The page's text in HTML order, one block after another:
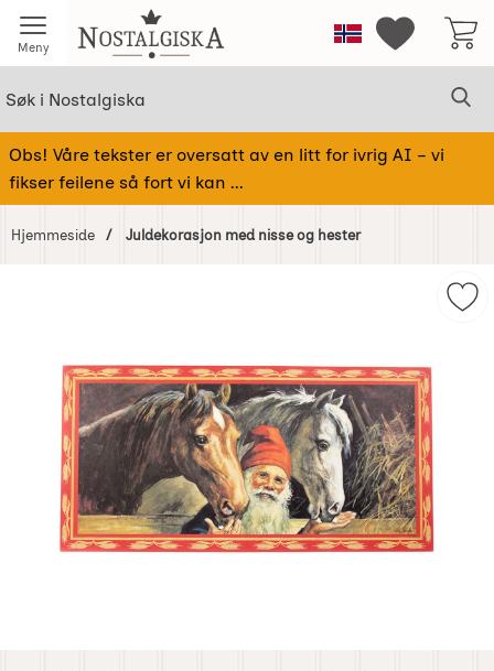
Meny Startsiden for NostalgiskaNorge Mine
Obs! Våre tekster er oversatt av en litt for ivrig AI – vi
fikser feilene så fort vi kan ...
Hjemmeside Juldekorasjon med nisse og hester